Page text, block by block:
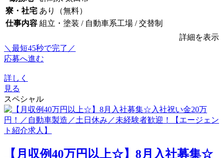
寮・社宅 あり（無料）
仕事内容 組立・塗装 / 自動車系工場 / 交替制
詳細を表示
＼最短45秒で完了／
応募へ進む
詳しく
見る
スペシャル
【月収例40万円以上☆】8月入社募集☆